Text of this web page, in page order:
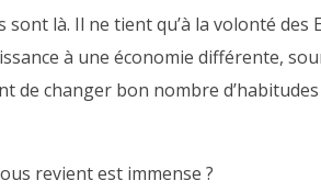
là. Il ne tient qu’à la volonté
à une économie différente,
de changer bon nombre
revient est immense ?